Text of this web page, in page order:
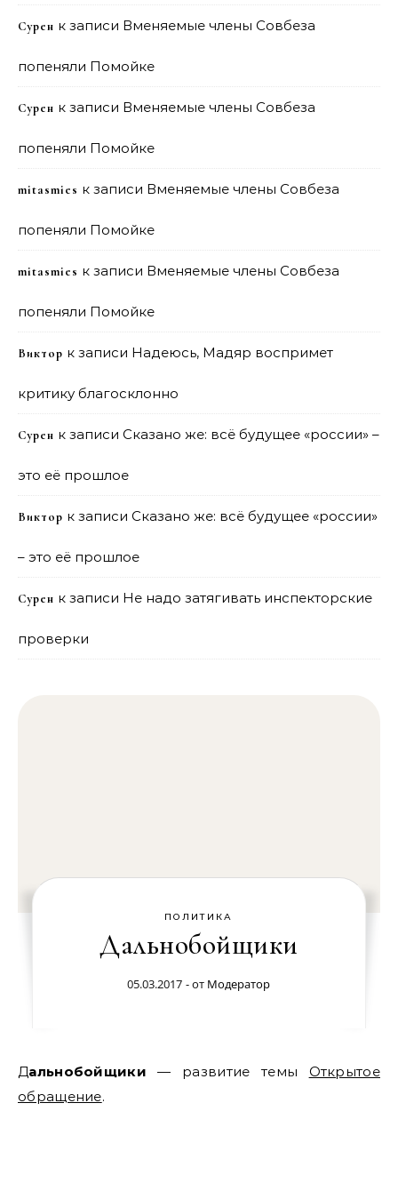
Сурен к записи Вменяемые члены Совбеза
попеняли Помойке
Сурен к записи Вменяемые члены Совбеза
попеняли Помойке
mitasmies к записи Вменяемые члены Совбеза
попеняли Помойке
mitasmies к записи Вменяемые члены Совбеза
попеняли Помойке
Виктор к записи Надеюсь, Мадяр воспримет
критику благосклонно
Сурен к записи Сказано же: всё будущее «россии» –
это её прошлое
Виктор к записи Сказано же: всё будущее «россии»
– это её прошлое
Сурен к записи Не надо затягивать инспекторские
проверки
ПОЛИТИКА
Дальнобойщики
05.03.2017 - от Модератор
Дальнобойщики — развитие темы Открытое
обращение.